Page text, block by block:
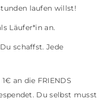
laufen willst!
Läufer*in an.
schaffst. Jede
an die FRIENDS
Du selbst musst